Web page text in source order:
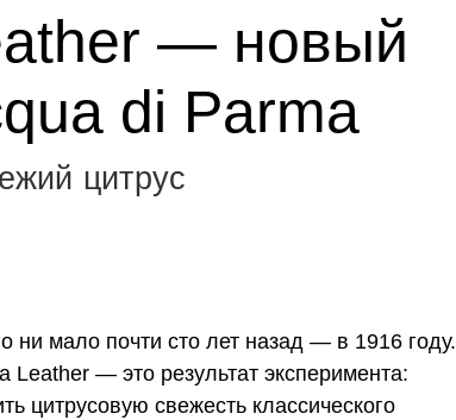
— новый
di Parma
цитрус
ни мало почти сто лет назад — в 1916 году.
— это результат эксперимента:
цитрусовую свежесть классического